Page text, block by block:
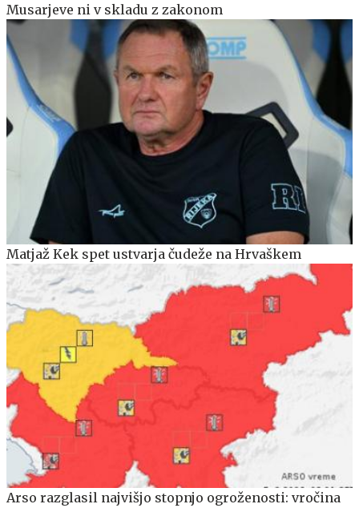
Musarjeve ni v skladu z zakonom
Matjaž Kek spet ustvarja čudeže na Hrvaškem
Arso razglasil najvišjo stopnjo ogroženosti: vročina